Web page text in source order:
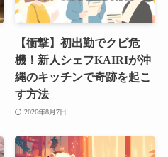
【衝撃】初出勤でクビ危
機！新人シェフKAIRIが沖
縄のキッチンで奇跡を起こ
す方法
2026年8月7日